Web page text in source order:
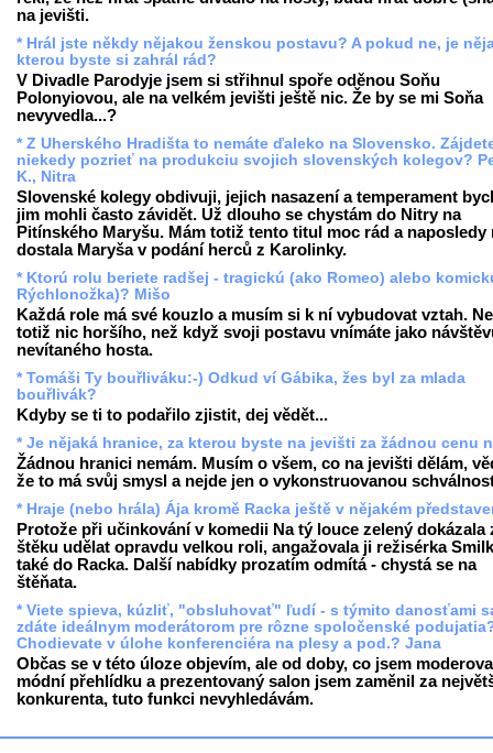
na jevišti.
* Hrál jste někdy nějakou ženskou postavu? A pokud ne, je
kterou byste si zahrál rád?
V Divadle Parodyje jsem si střihnul spoře oděnou Soňu
Polonyiovou, ale na velkém jevišti ještě nic. Že by se mi Soňa
nevyvedla...?
* Z Uherského Hradišta to nemáte ďaleko na Slovensko.
niekedy pozrieť na produkciu svojich slovenských kolegov?
K., Nitra
Slovenské kolegy obdivuji, jejich nasazení a temperament
jim mohli často závidět. Už dlouho se chystám do Nitry na
Pitínského Maryšu. Mám totiž tento titul moc rád a naposledy
dostala Maryša v podání herců z Karolinky.
* Ktorú rolu beriete radšej - tragickú (ako Romeo) alebo
Rýchlonožka)? Mišo
Každá role má své kouzlo a musím si k ní vybudovat vztah.
totiž nic horšího, než když svoji postavu vnímáte jako
nevítaného hosta.
* Tomáši Ty bouřliváku:-) Odkud ví Gábika, žes byl za mlada
bouřlivák?
Kdyby se ti to podařilo zjistit, dej vědět...
* Je nějaká hranice, za kterou byste na jevišti za žádnou cenu
Žádnou hranici nemám. Musím o všem, co na jevišti dělám,
že to má svůj smysl a nejde jen o vykonstruovanou
* Hraje (nebo hrála) Ája kromě Racka ještě v nějakém
Protože při učinkování v komedii Na tý louce zelený dokázala
štěku udělat opravdu velkou roli, angažovala ji režisérka
také do Racka. Další nabídky prozatím odmítá - chystá se na
štěňata.
* Viete spieva, kúzliť, "obsluhovať" ľudí - s týmito danosťami
zdáte ideálnym moderátorom pre rôzne spoločenské
Chodievate v úlohe konferenciéra na plesy a pod.? Jana
Občas se v této úloze objevím, ale od doby, co jsem
módní přehlídku a prezentovaný salon jsem zaměnil za
konkurenta, tuto funkci nevyhledávám.